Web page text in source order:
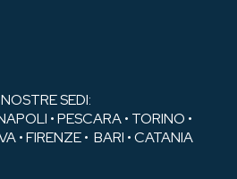
SEDI:
• PESCARA • TORINO •
• FIRENZE • BARI • CATANIA